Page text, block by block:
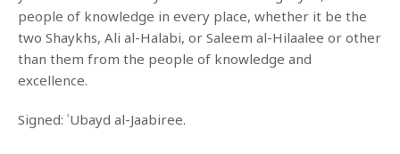
people of knowledge in every place, whether it be the
two Shaykhs, Ali al-Halabi, or Saleem al-Hilaalee or other
than them from the people of knowledge and
excellence.
Signed: ʿUbayd al-Jaabiree.